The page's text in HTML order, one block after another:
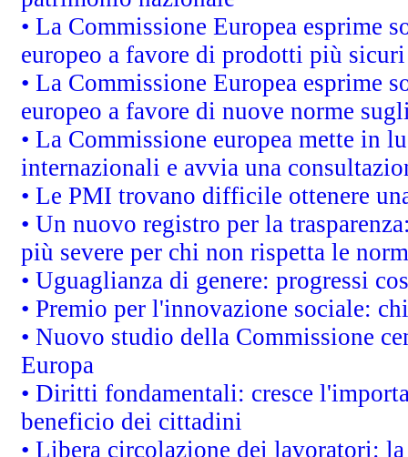
• La Commissione Europea esprime
europeo a favore di prodotti più
• La Commissione Europea esprime
europeo a favore di nuove norme
• La Commissione europea mette in
internazionali e avvia una
• Le PMI trovano difficile ottenere
• Un nuovo registro per la
più severe per chi non rispetta le
• Uguaglianza di genere: progressi
• Premio per l'innovazione sociale:
• Nuovo studio della Commissione
Europa
• Diritti fondamentali: cresce
beneficio dei cittadini
• Libera circolazione dei lavoratori: